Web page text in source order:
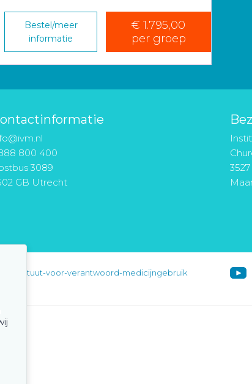
Bestel/meer
informatie
€ 1.795,00
per groep
800 400
3089
GB Utrecht
instituut-voor-verantwoord-medicijngebruik